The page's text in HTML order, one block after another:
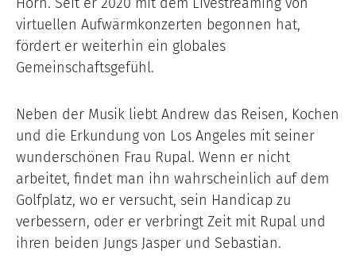
virtuellen Aufwärmkonzerten begonnen hat,
fördert er weiterhin ein globales
Gemeinschaftsgefühl.
Neben der Musik liebt Andrew das Reisen, Kochen
und die Erkundung von Los Angeles mit seiner
wunderschönen Frau Rupal. Wenn er nicht
arbeitet, findet man ihn wahrscheinlich auf dem
Golfplatz, wo er versucht, sein Handicap zu
verbessern, oder er verbringt Zeit mit Rupal und
ihren beiden Jungs Jasper und Sebastian.